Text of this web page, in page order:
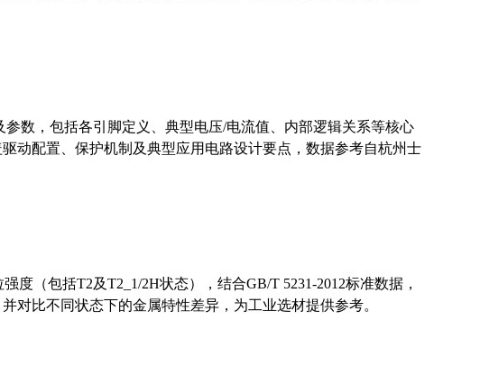
参数，包括各引脚定义、典型电压/电流值、内部逻辑关系等核心
动配置、保护机制及典型应用电路设计要点，数据参考自杭州士
度（包括T2及T2_1/2H状态），结合GB/T 5231-2012标准数据，
对比不同状态下的金属特性差异，为工业选材提供参考。